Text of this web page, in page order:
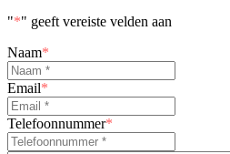
"*" geeft vereiste velden aan
Naam*
Email*
Telefoonnummer*